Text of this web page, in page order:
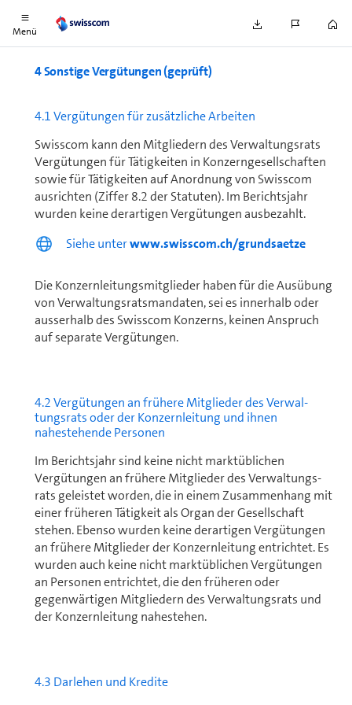
Menü
4 Sonstige Vergütungen (geprüft)
4.1 Vergütungen für zu­sätz­liche Arbeiten
Swisscom kann den Mitgliedern des Ver­wal­tungs­rats
Vergütungen für Tätigkeiten in Kon­zern­ge­sell­schaf­ten
sowie für Tätigkeiten auf Anordnung von Swisscom
ausrichten (Ziffer 8.2 der Statuten). Im Berichtsjahr
wurden keine derartigen Vergütungen ausbezahlt.
Siehe unterwww.swisscom.ch/grundsaetze
Die Kon­zern­leitungs­mit­glieder haben für die Ausübung
von Ver­wal­tungs­ratsmandaten, sei es innerhalb oder
ausserhalb des Swisscom Konzerns, keinen Anspruch
auf separate Vergütungen.
4.2 Vergütungen an frühere Mitglieder des Ver­wal­
tungs­rats oder der Kon­zern­leitung und ihnen
nahestehende Personen
Im Berichtsjahr sind keine nicht marktüblichen
Vergütungen an frühere Mitglieder des Ver­wal­tungs­
rats geleistet worden, die in einem Zu­sam­men­hang mit
einer früheren Tätigkeit als Organ der Ge­sell­schaft
stehen. Ebenso wurden keine derartigen Vergütungen
an frühere Mitglieder der Konzernleitung entrichtet. Es
wurden auch keine nicht marktüblichen Vergütungen
an Personen entrichtet, die den früheren oder
gegenwärtigen Mitgliedern des Ver­wal­tungs­rats und
der Konzernleitung nahestehen.
4.3 Darlehen und Kredite